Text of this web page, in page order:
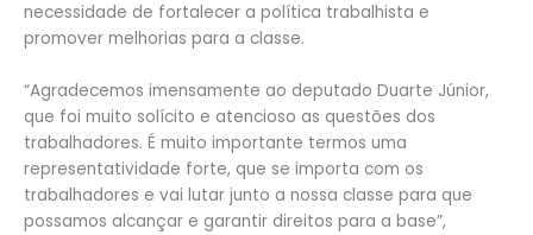
necessidade de fortalecer a política trabalhista e
promover melhorias para a classe.
“Agradecemos imensamente ao deputado Duarte Júnior,
que foi muito solícito e atencioso as questões dos
trabalhadores. É muito importante termos uma
representatividade forte, que se importa com os
trabalhadores e vai lutar junto a nossa classe para que
possamos alcançar e garantir direitos para a base”,